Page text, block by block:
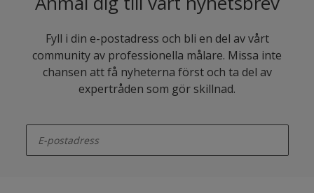
Fyll i din e-postadress och bli en del av vårt
community av professionella målare. Missa inte
chansen att få nyheterna först och ta del av
expertråden som gör skillnad.